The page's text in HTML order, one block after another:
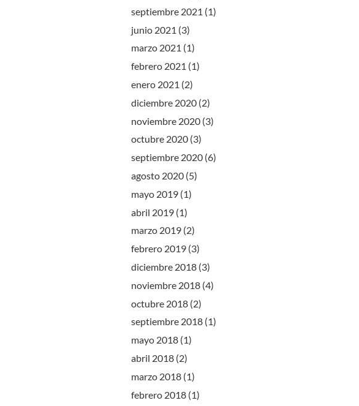
septiembre 2021 (1)
junio 2021 (3)
marzo 2021 (1)
febrero 2021 (1)
enero 2021 (2)
diciembre 2020 (2)
noviembre 2020 (3)
octubre 2020 (3)
septiembre 2020 (6)
agosto 2020 (5)
mayo 2019 (1)
abril 2019 (1)
marzo 2019 (2)
febrero 2019 (3)
diciembre 2018 (3)
noviembre 2018 (4)
octubre 2018 (2)
septiembre 2018 (1)
mayo 2018 (1)
abril 2018 (2)
marzo 2018 (1)
febrero 2018 (1)